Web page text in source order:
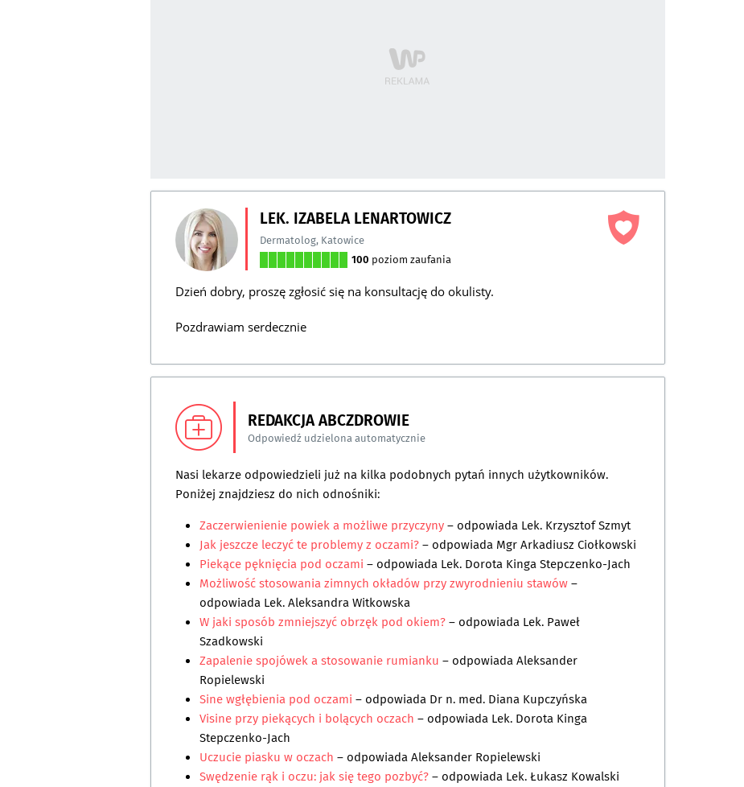
LEK. IZABELA LENARTOWICZ
Dermatolog, Katowice
100 poziom zaufania
Dzień dobry, proszę zgłosić się na konsultację do okulisty.
Pozdrawiam serdecznie
REDAKCJA ABCZDROWIE
Odpowiedź udzielona automatycznie
Nasi lekarze odpowiedzieli już na kilka podobnych pytań innych użytkowników.
Poniżej znajdziesz do nich odnośniki:
Zaczerwienienie powiek a możliwe przyczyny– odpowiada Lek. Krzysztof Szmyt
Jak jeszcze leczyć te problemy z oczami?– odpowiada Mgr Arkadiusz Ciołkowski
Piekące pęknięcia pod oczami – odpowiada Lek. Dorota Kinga Stepczenko-Jach
Możliwość stosowania zimnych okładów przy zwyrodnieniu stawów–
odpowiada Lek. Aleksandra Witkowska
W jaki sposób zmniejszyć obrzęk pod okiem?– odpowiada Lek. Paweł
Szadkowski
Zapalenie spojówek a stosowanie rumianku – odpowiadaAleksander
Ropielewski
Sine wgłębienia pod oczami – odpowiada Dr n. med. Diana Kupczyńska
Visine przy piekących i bolących oczach – odpowiada Lek. Dorota Kinga
Stepczenko-Jach
Uczucie piasku w oczach – odpowiadaAleksander Ropielewski
Swędzenie rąk i oczu: jak się tego pozbyć?– odpowiada Lek. Łukasz Kowalski